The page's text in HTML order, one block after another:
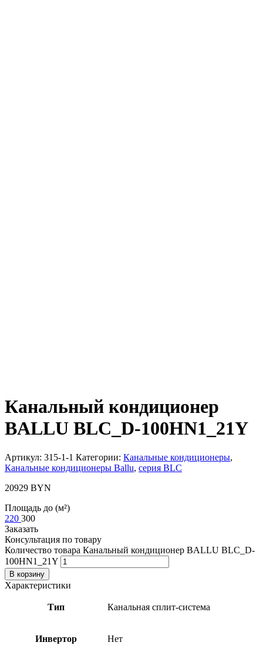
Канальный кондиционер
BALLU BLC_D-100HN1_21Y
Артикул: 315-1-1 Категории: Канальные кондиционеры,
Канальные кондиционеры Ballu, серия BLC
20929 BYN
Площадь до (м²)
220 300
Заказать
Консультация по товару
Количество товара Канальный кондиционер BALLU BLC_D-
100HN1_21Y
В корзину
Характеристики
Тип Канальная сплит-система
Инвертор Нет